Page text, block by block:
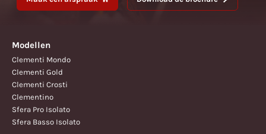
Modellen
Clementi Mondo
Clementi Gold
Clementi Crosti
Clementino
Sfera Pro Isolato
Sfera Basso Isolato